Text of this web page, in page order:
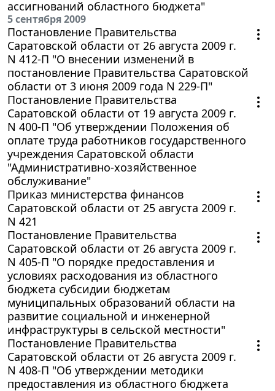
ассигнований областного бюджета"
5 сентября 2009
Постановление Правительства
Саратовской области от 26 августа 2009 г.
N 412-П "О внесении изменений в
постановление Правительства Саратовской
области от 3 июня 2009 года N 229-П"
Постановление Правительства
Саратовской области от 19 августа 2009 г.
N 400-П "Об утверждении Положения об
оплате труда работников государственного
учреждения Саратовской области
"Административно-хозяйственное
обслуживание"
Приказ министерства финансов
Саратовской области от 25 августа 2009 г.
N 421
Постановление Правительства
Саратовской области от 26 августа 2009 г.
N 405-П "О порядке предоставления и
условиях расходования из областного
бюджета субсидии бюджетам
муниципальных образований области на
развитие социальной и инженерной
инфраструктуры в сельской местности"
Постановление Правительства
Саратовской области от 26 августа 2009 г.
N 408-П "Об утверждении методики
предоставления из областного бюджета